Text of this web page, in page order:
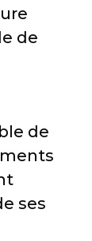
de
de
ses